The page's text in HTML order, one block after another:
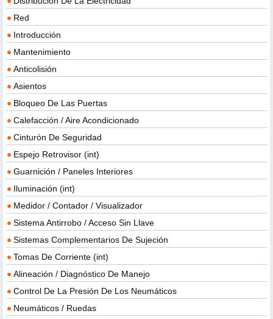
Red
Introducción
Mantenimiento
Anticolisión
Asientos
Bloqueo De Las Puertas
Calefacción / Aire Acondicionado
Cinturón De Seguridad
Espejo Retrovisor (int)
Guarnición / Paneles Interiores
Iluminación (int)
Medidor / Contador / Visualizador
Sistema Antirrobo / Acceso Sin Llave
Sistemas Complementarios De Sujeción
Tomas De Corriente (int)
Alineación / Diagnóstico De Manejo
Control De La Presión De Los Neumáticos
Neumáticos / Ruedas